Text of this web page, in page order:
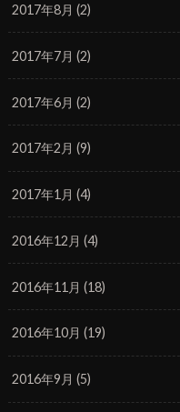
2017年8月 (2)
2017年7月 (2)
2017年6月 (2)
2017年2月 (9)
2017年1月 (4)
2016年12月 (4)
2016年11月 (18)
2016年10月 (19)
2016年9月 (5)